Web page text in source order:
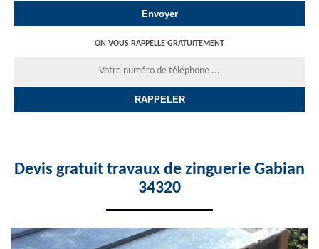
ON VOUS RAPPELLE GRATUITEMENT
Devis gratuit travaux de zinguerie Gabian
34320